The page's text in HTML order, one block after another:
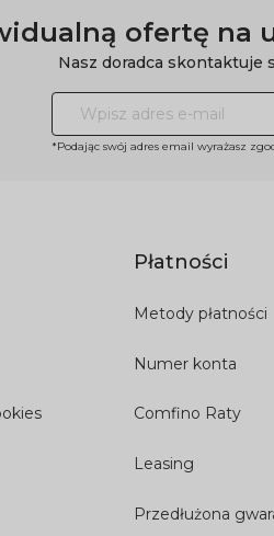
ofertę na
Nasz doradca skontaktuje
*Podając swój adres email wyrażasz
Płatności
Metody płatności
Numer konta
Comfino Raty
Leasing
Przedłużona